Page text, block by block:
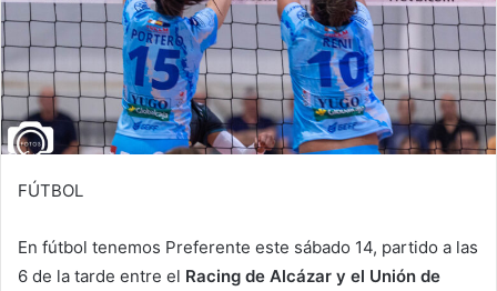
FÚTBOL
En fútbol tenemos Preferente este sábado 14, partido a las
6 de la tarde entre el Racing de Alcázar y el Unión de